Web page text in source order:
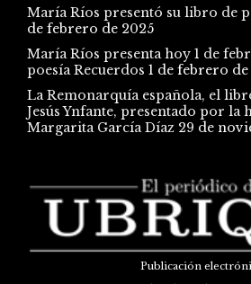
María Ríos presentó su libro de
de febrero de 2025
María Ríos presenta hoy 1 de
poesía Recuerdos 1 de febrero de
La Remonarquía española, el
Jesús Ynfante, presentado por la
Margarita García Díaz 29 de
Publicación